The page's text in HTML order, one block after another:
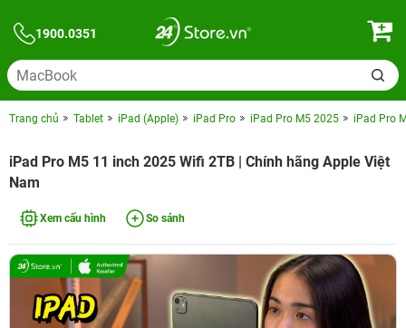
1900.0351
Trang chủ Tablet iPad (Apple) iPad Pro iPad Pro M5 2025 iPad Pro
iPad Pro M5 11 inch 2025 Wifi 2TB | Chính hãng Apple Việt
Nam
Xem cấu hình So sánh